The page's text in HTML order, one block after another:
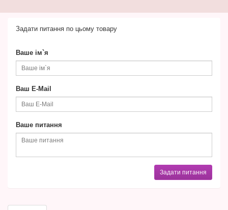
Задати питання по цьому товару
Ваше ім`я
Ваш E-Mail
Ваше питання
Задати питання